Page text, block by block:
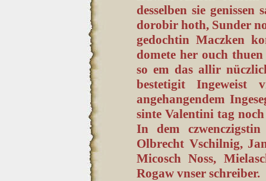
desselben sie
dorobir hoth, Sunder
gedochtin Maczken
domete her ouch
so em das allir
bestetigit Ingeweist
angehangendem
sinte Valentini tag
In dem
Olbrecht Vschilnig,
Micosch Noss,
Rogaw vnser schreiber.